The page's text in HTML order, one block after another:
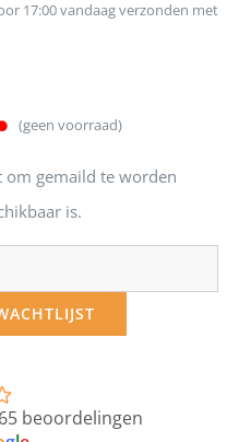
17:00 vandaag verzonden met
(geen voorraad)
om gemaild te worden
is.
beoordelingen